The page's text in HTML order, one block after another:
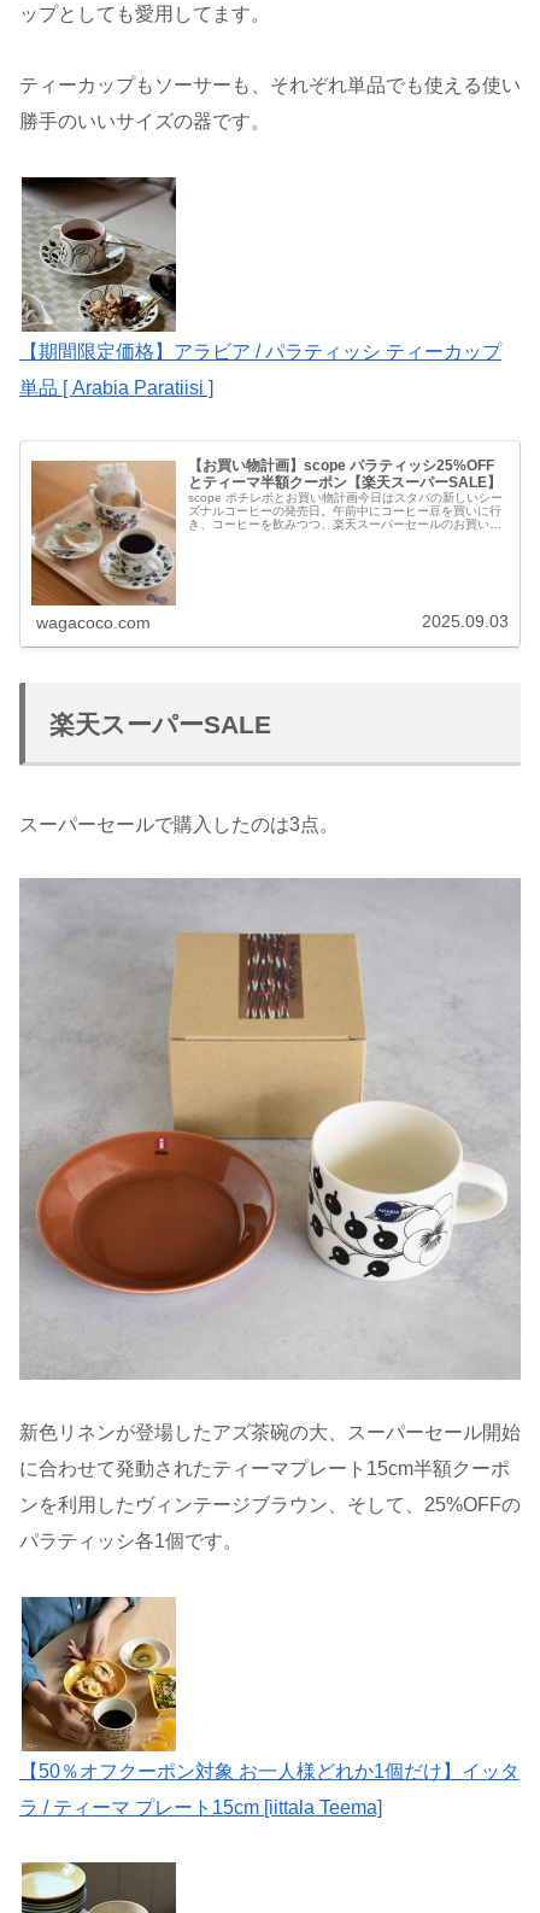
ップとしても愛用してます。
ティーカップもソーサーも、それぞれ単品でも使える使い
勝手のいいサイズの器です。
【期間限定価格】アラビア / パラティッシ ティーカップ
単品 [ Arabia Paratiisi ]
【お買い物計画】scope パラティッシ25%OFF
とティーマ半額クーポン【楽天スーパーSALE】
scope ポチレポとお買い物計画今日はスタバの新しいシー
ズナルコーヒーの発売日。午前中にコーヒー豆を買いに行
き、コーヒーを飲みつつ、楽天スーパーセールのお買い物
wagacoco.com 2025.09.03
楽天スーパーSALE
スーパーセールで購入したのは3点。
新色リネンが登場したアズ茶碗の大、スーパーセール開始
に合わせて発動されたティーマプレート15cm半額クーポ
ンを利用したヴィンテージブラウン、そして、25%OFFの
パラティッシ各1個です。
【50％オフクーポン対象 お一人様どれか1個だけ】イッタ
ラ / ティーマ プレート15cm [iittala Teema]